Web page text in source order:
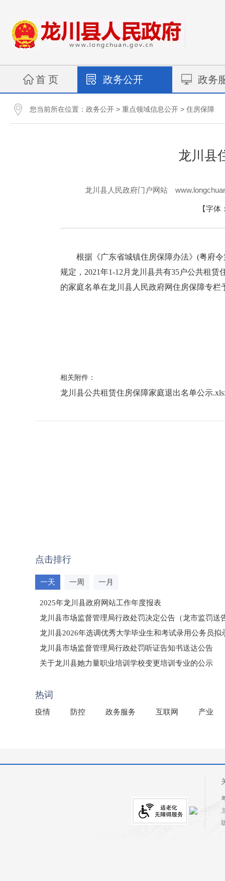
首 页 政务公开 政务
您当前所在位置： 政务公开 > 重点领域信息公开 > 住房保障
龙川县
龙川县人民政府门户网站
【字体
根据《广东省城镇住房保障办法》(粤府令
规定，2021年1-12月龙川县共有35户公共租
的家庭名单在龙川县人民政府网住房保障专栏
相关附件：
龙川县公共租赁住房保障家庭退出名单公示
点击排行
一天 一周 一月
2025年龙川县政府网站工作年度报表
龙川县市场监督管理局行政处罚决定公告（龙市监罚送
龙川县2026年选调优秀大学毕业生和考试录用公务员拟
龙川县市场监督管理局行政处罚听证告知书送达公告
（龙市监罚送告〔2026〕71号）
关于龙川县她力量职业培训学校变更培训专业的公示
热词
疫情 防控 政务服务 互联网 产业